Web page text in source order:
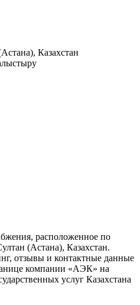
Казахстан
расположенное по
(Астана), Казахстан.
отзывы и контактные данные
компании «АЭК» на
услуг Казахстана